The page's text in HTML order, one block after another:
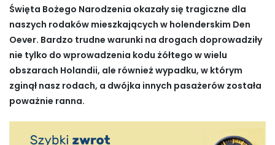
Święta Bożego Narodzenia okazały się tragiczne dla
naszych rodaków mieszkających w holenderskim Den
Oever. Bardzo trudne warunki na drogach doprowadziły
nie tylko do wprowadzenia kodu żółtego w wielu
obszarach Holandii, ale również wypadku, w którym
zginął nasz rodach, a dwójka innych pasażerów została
poważnie ranna.